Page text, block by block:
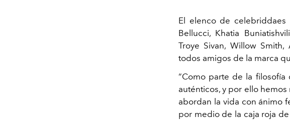
El elenco de celebriddaes
Bellucci, Khatia
Troye Sivan, Willow
todos amigos de la marca
“Como parte de la filosofía
auténticos, y por ello
abordan la vida con ánimo
por medio de la caja roja